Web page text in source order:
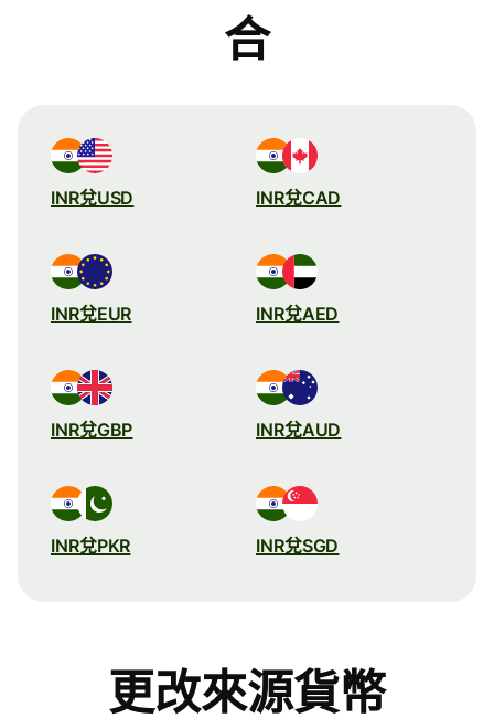
合
INR兌USD INR兌CAD
INR兌EUR INR兌AED
INR兌GBP INR兌AUD
INR兌PKR INR兌SGD
更改來源貨幣